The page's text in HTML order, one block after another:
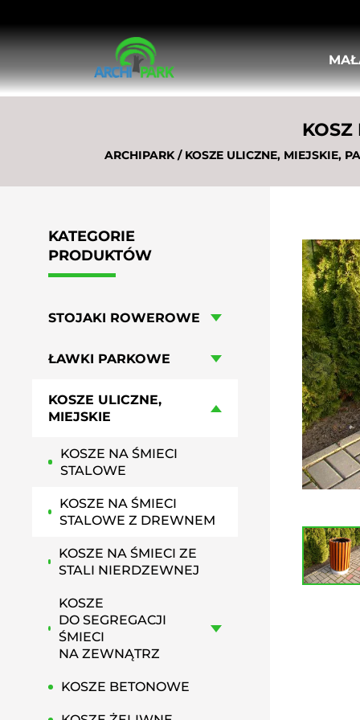
STOJAKI ROWEROWE
DONICE MIEJSKIE
OSŁONY PIONOWE DO DRZEW
TABLICE OGŁOSZENIOWE I
POPIELNICE
MEBLE OGRODOWO-PIKNIKOWE
STOŁY DO GIER
GRILLE PARKOWE, OSIEDLOWE
PRZYSIADKI MIEJSKIE
KOSZ
ARCHIPARK/ KOSZE ULICZNE, MIEJSKIE,
KATEGORIE
PRODUKTÓW
STOJAKI ROWEROWE
ŁAWKI PARKOWE
KOSZE ULICZNE,
MIEJSKIE
KOSZE NA ŚMIECI
STALOWE
KOSZE NA ŚMIECI
STALOWE Z DREWNEM
KOSZE NA ŚMIECI ZE
STALI NIERDZEWNEJ
KOSZE
DO SEGREGACJI
ŚMIECI
NA ZEWNĄTRZ
KOSZE BETONOWE